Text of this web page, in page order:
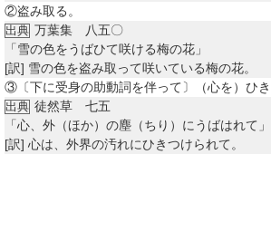
②盗み取る。
出典 万葉集 八五〇
「雪の色をうばひて咲ける梅の花」
[訳] 雪の色を盗み取って咲いている梅の花。
③ 〔下に受身の助動詞を伴って〕（心を）ひき
出典 徒然草 七五
「心、外（ほか）の塵（ちり）にうばはれて」
[訳] 心は、外界の汚れにひきつけられて。